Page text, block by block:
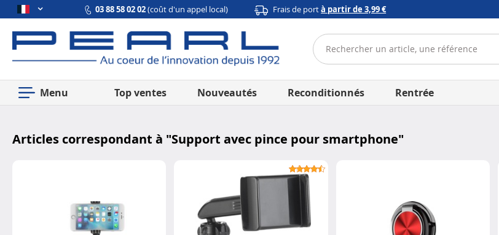
03 88 58 02 02(coût d'un appel local) Frais de portà partir de 3,99 €
Menu Top ventes Nouveautés Reconditionnés Rentrée
Articles correspondant à "Support avec pince pour smartphone"